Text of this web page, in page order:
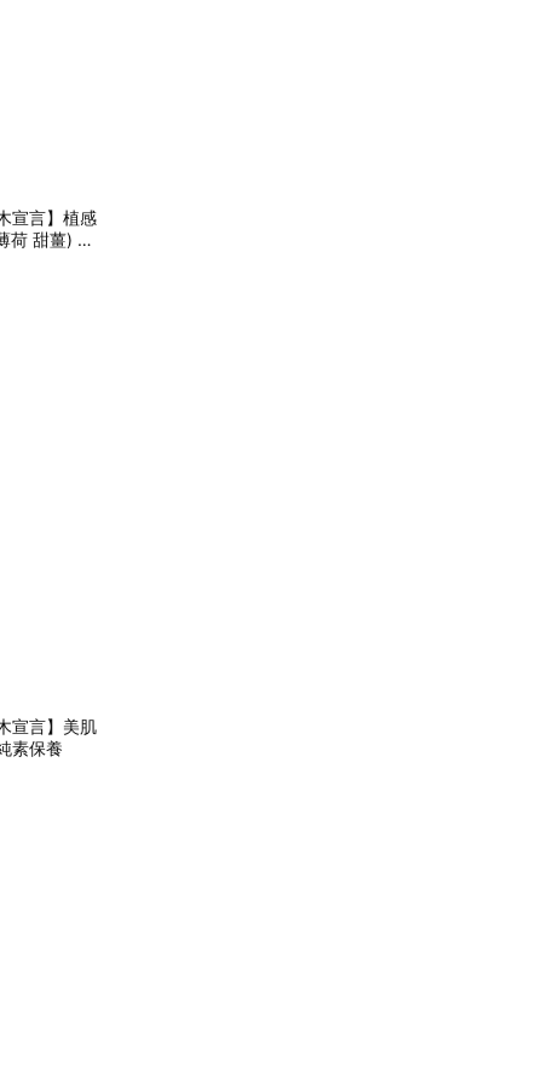
宣言】植感
荷 甜薑) 🫰
宣言】美肌
素保養